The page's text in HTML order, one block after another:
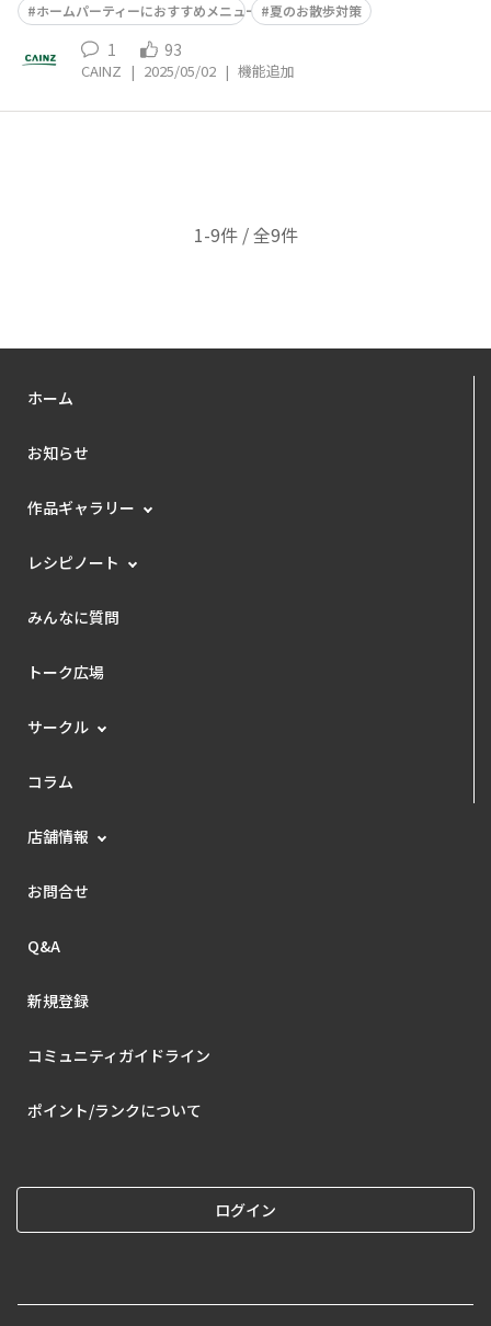
ホームパーティーにおすすめメニュー
夏のお散歩対策
1 93
CAINZ | 2025/05/02 | 機能追加
1-9件 / 全9件
ホーム
お知らせ
作品ギャラリー
レシピノート
みんなに質問
トーク広場
サークル
コラム
店舗情報
お問合せ
Q&A
新規登録
コミュニティガイドライン
ポイント/ランクについて
ログイン